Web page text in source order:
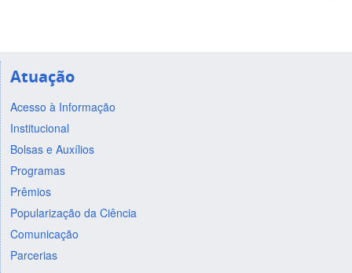
Atuação
Acesso à Informação
Institucional
Bolsas e Auxílios
Programas
Prêmios
Popularização da Ciência
Comunicação
Parcerias